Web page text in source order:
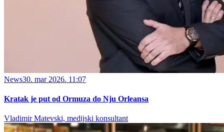
News30. mar 2026. 11:07
Kratak je put od Ormuza do Nju Orleansa
Vladimir Matevski, medijski konsultant